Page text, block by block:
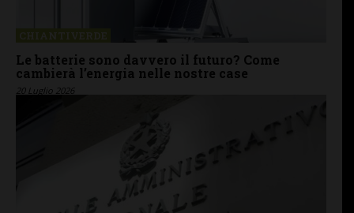
Le batterie sono davvero il futuro? Come
cambierà l’energia nelle nostre case
20 Luglio 2026